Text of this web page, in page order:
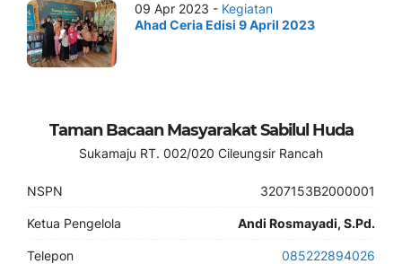
09 Apr 2023 - Kegiatan
Ahad Ceria Edisi 9 April 2023
Taman Bacaan Masyarakat Sabilul Huda
Sukamaju RT. 002/020 Cileungsir Rancah
NSPN 3207153B2000001
Ketua Pengelola Andi Rosmayadi, S.Pd.
Telepon 085222894026